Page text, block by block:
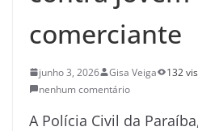
comerciante
junho 3, 2026 Gisa Veiga
132
nenhum comentário
A Polícia Civil da